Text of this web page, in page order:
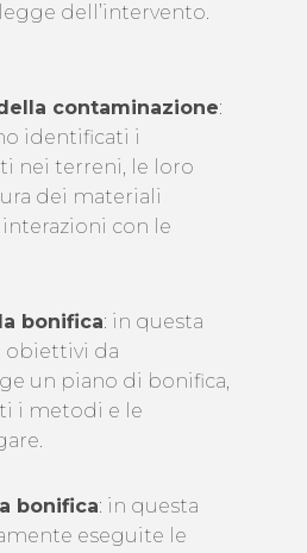
dell’intervento.
contaminazione:
identificati i
nei terreni, le loro
dei materiali
con le
bonifica: in questa
obiettivi da
un piano di bonifica,
i metodi e le
bonifica: in questa
eseguite le